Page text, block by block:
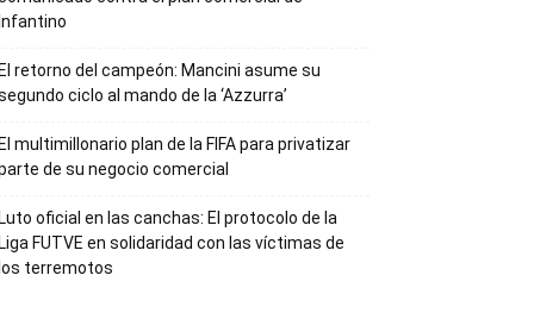
Infantino
El retorno del campeón: Mancini asume su
ciclo al mando de la ‘Azzurra’
El multimillonario plan de la FIFA para privatizar
de su negocio comercial
Luto oficial en las canchas: El protocolo de la
Liga FUTVE en solidaridad con las víctimas de
los terremotos